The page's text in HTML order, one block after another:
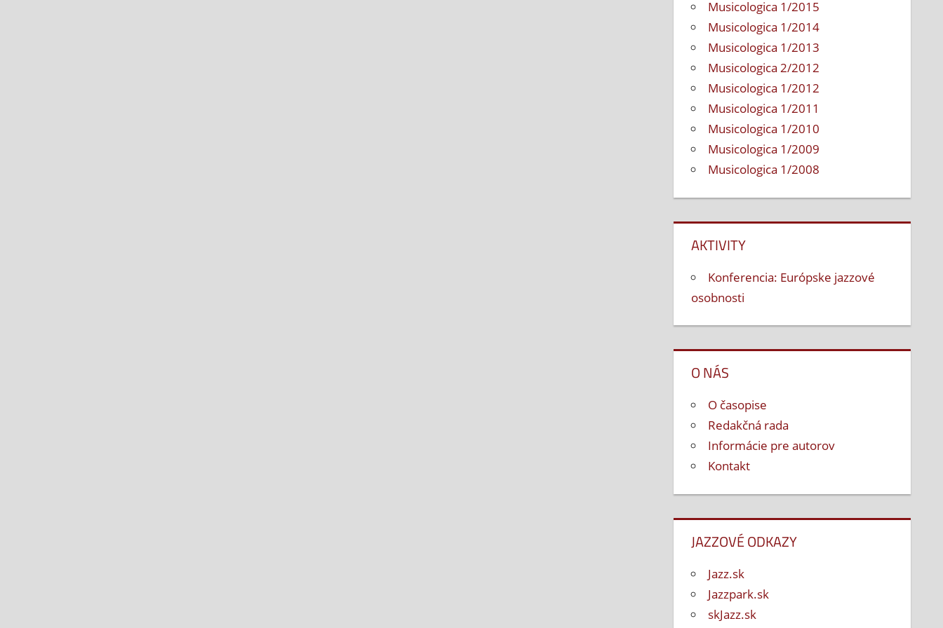
Musicologica 1/2015
Musicologica 1/2014
Musicologica 1/2013
Musicologica 2/2012
Musicologica 1/2012
Musicologica 1/2011
Musicologica 1/2010
Musicologica 1/2009
Musicologica 1/2008
AKTIVITY
Konferencia: Európske jazzové
osobnosti
O NÁS
O časopise
Redakčná rada
Informácie pre autorov
Kontakt
JAZZOVÉ ODKAZY
Jazz.sk
Jazzpark.sk
skJazz.sk